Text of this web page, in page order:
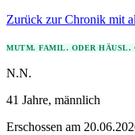
Zurück zur Chronik mit
MUTM. FAMIL. ODER HÄUSL.
N.N.
41 Jahre, männlich
Erschossen am